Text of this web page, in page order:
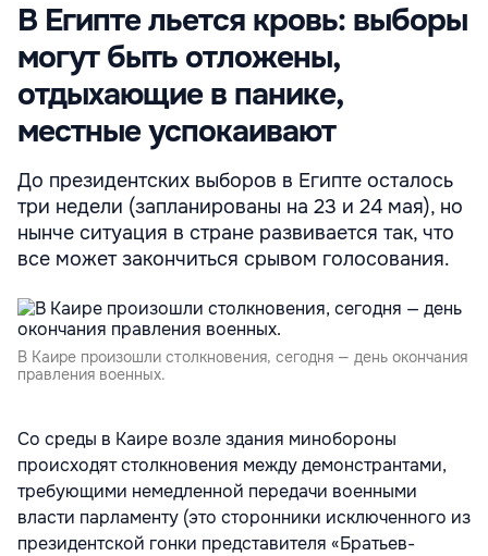
В Египте льется кровь: выборы
могут быть отложены,
отдыхающие в панике,
местные успокаивают
До президентских выборов в Египте осталось
три недели (запланированы на 23 и 24 мая), но
нынче ситуация в стране развивается так, что
все может закончиться срывом голосования.
В Каире произошли столкновения, сегодня — день окончания
правления военных.
Со среды в Каире возле здания минобороны
происходят столкновения между демонстрантами,
требующими немедленной передачи военными
власти парламенту (это сторонники исключенного из
президентской гонки представителя «Братьев-